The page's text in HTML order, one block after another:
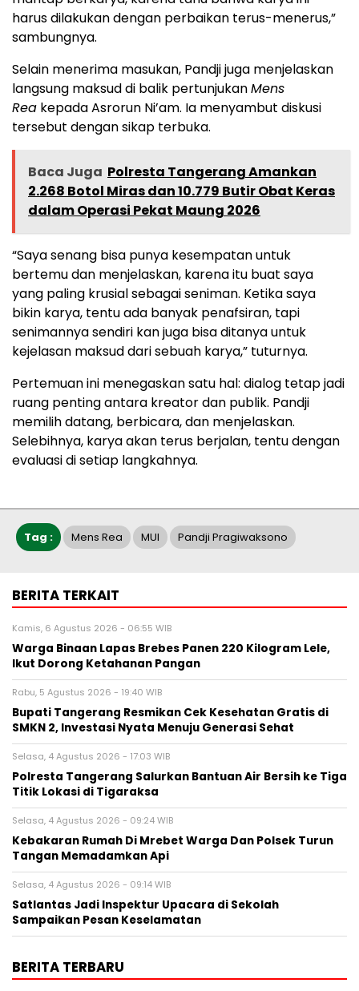
harus dilakukan dengan perbaikan terus-menerus,”
sambungnya.
Selain menerima masukan, Pandji juga menjelaskan
langsung maksud di balik pertunjukanMens
Rea kepada Asrorun Ni’am. Ia menyambut diskusi
tersebut dengan sikap terbuka.
Baca Juga Polresta Tangerang Amankan
2.268 Botol Miras dan 10.779 Butir Obat Keras
dalam Operasi Pekat Maung 2026
“Saya senang bisa punya kesempatan untuk
bertemu dan menjelaskan, karena itu buat saya
yang paling krusial sebagai seniman. Ketika saya
bikin karya, tentu ada banyak penafsiran, tapi
senimannya sendiri kan juga bisa ditanya untuk
kejelasan maksud dari sebuah karya,” tuturnya.
Pertemuan ini menegaskan satu hal: dialog tetap jadi
ruang penting antara kreator dan publik. Pandji
memilih datang, berbicara, dan menjelaskan.
Selebihnya, karya akan terus berjalan, tentu dengan
evaluasi di setiap langkahnya.
Tag : Mens Rea MUI Pandji Pragiwaksono
BERITA TERKAIT
Kamis, 6 Agustus 2026 - 06:55 WIB
Warga Binaan Lapas Brebes Panen 220 Kilogram Lele,
Ikut Dorong Ketahanan Pangan
Rabu, 5 Agustus 2026 - 19:40 WIB
‎Bupati Tangerang Resmikan Cek Kesehatan Gratis di
SMKN 2, Investasi Nyata Menuju Generasi Sehat
Selasa, 4 Agustus 2026 - 17:03 WIB
Polresta Tangerang Salurkan Bantuan Air Bersih ke Tiga
Titik Lokasi di Tigaraksa
Selasa, 4 Agustus 2026 - 09:24 WIB
Kebakaran Rumah Di Mrebet Warga Dan Polsek Turun
Tangan Memadamkan Api
Selasa, 4 Agustus 2026 - 09:14 WIB
Satlantas Jadi Inspektur Upacara di Sekolah
Sampaikan Pesan Keselamatan
BERITA TERBARU